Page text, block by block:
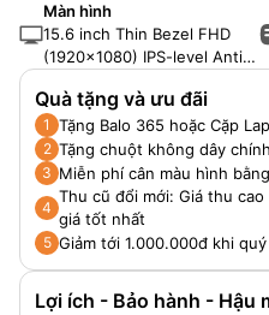
PCIE và 1 khe 2.5" SATA)
Màn hình
15.6 inch Thin Bezel FHD
(1920x1080) IPS-level Anti-
45% NTSC, 62-65% sRGB.
Quà tặng và ưu đãi
1 Tặng Balo 365 hoặc Cặp
2 Tặng chuột không dây
3 Miễn phí cân màu hình
4
Thu cũ đổi mới: Giá thu
giá tốt nhất
5 Giảm tới 1.000.000đ khi
Lợi ích - Bảo hành - Hậu